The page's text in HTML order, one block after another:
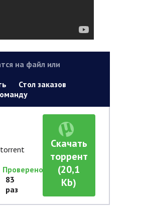
на файл или
Стол заказов
Проверено
83
раз
Скачать
торрент
(20,1
Kb)